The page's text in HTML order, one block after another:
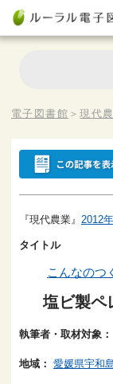
電子図書館 ＞現代
『現代農業』 2012
タイトル
こんなのつ
塩ビ製ペ
執筆者・取材対象：
地域： 愛媛県宇和